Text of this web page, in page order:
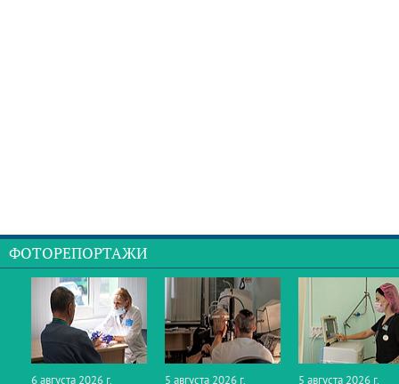
ФОТОРЕПОРТАЖИ
6 августа 2026 г. 5 августа 2026 г. 5 августа 2026 г.